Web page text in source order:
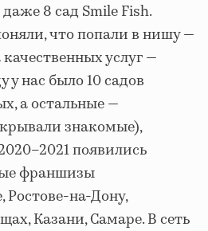
8 сад Smile Fish.
что попали в нишу —
услуг —
у нас было 10 садов
а остальные —
знакомые),
появились
франшизы
Ростове‑на‑Дону,
Казани, Самаре. В сеть